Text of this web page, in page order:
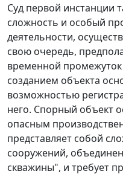
Суд первой инстанции
сложность и особый
деятельности,
свою очередь,
временной
созданием объекта
возможностью
него. Спорный объект
опасным
представляет собой
сооружений,
скважины", и требует